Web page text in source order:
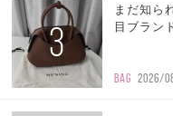
3
まだ知ら
目ブラン
BAG 2026/